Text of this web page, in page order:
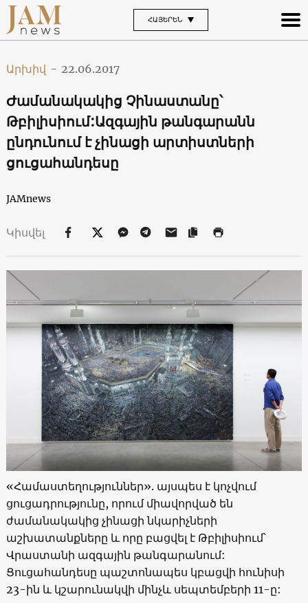
ՀԱՅԵՐԵՆ
Արխիվ - 22.06.2017
Ժամանակակից Չինաստանը՝
Թբիլիսիում:Ազգային թանգարանն
ընդունում է չինացի արտիստների
ցուցահանդեսը
JAMnews
Կիսվել
«Համաստեղություններ». այսպես է կոչվում
ցուցադրությունը, որում միավորված են
ժամանակակից չինացի նկարիչների
աշխատանքները և որը բացվել է Թբիլիսիում՝
Վրաստանի ազգային թանգարանում:
Ցուցահանդեսը պաշտոնապես կբացվի հունիսի
23-ին և կշարունակվի մինչև սեպտեմբերի 11-ը: